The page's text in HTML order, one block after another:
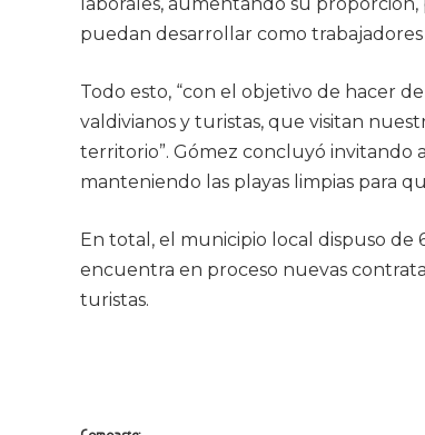
puedan desarrollar como trabajadores
Todo esto, “con el objetivo de hacer
valdivianos y turistas, que visitan
territorio”. Gómez concluyó invitando
manteniendo las playas limpias para
En total, el municipio local dispuso de
encuentra en proceso nuevas
turistas.